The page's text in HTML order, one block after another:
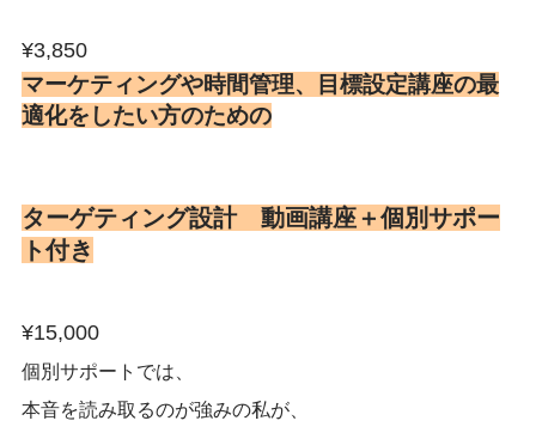
¥3,850
マーケティングや時間管理、目標設定講座の最
適化をしたい方のための
ターゲティング設計 動画講座＋個別サポー
ト付き
¥15,000
個別サポートでは、
本音を読み取るのが強みの私が、